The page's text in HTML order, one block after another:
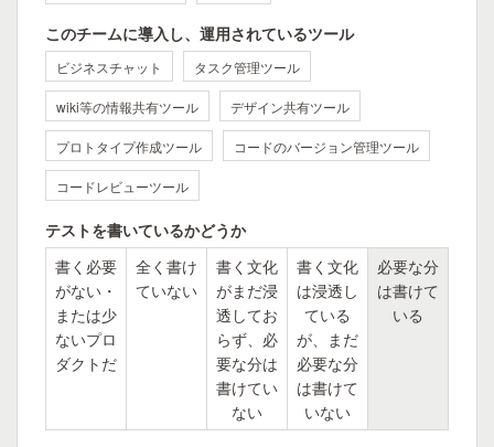
このチームに導入し、運用されているツール
ビジネスチャット タスク管理ツール
wiki等の情報共有ツール デザイン共有ツール
プロトタイプ作成ツール コードのバージョン管理ツール
コードレビューツール
テストを書いているかどうか
書く必要
がない・
または少
ないプロ
ダクトだ
全く書け
ていない
書く文化
がまだ浸
透してお
らず、必
要な分は
書けてい
ない
書く文化
は浸透し
ている
が、まだ
必要な分
は書けて
いない
必要な分
は書けて
いる